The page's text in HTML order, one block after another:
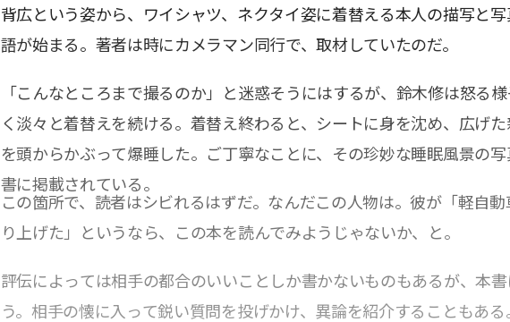
背広という姿から、ワイシャツ、ネクタイ姿に着替える本人の描写と写
語が始まる。著者は時にカメラマン同行で、取材していたのだ。
「こんなところまで撮るのか」と迷惑そうにはするが、鈴木修は怒る
く淡々と着替えを続ける。着替え終わると、シートに身を沈め、広げ
を頭からかぶって爆睡した。ご丁寧なことに、その珍妙な睡眠風景の写
書に掲載されている。
この箇所で、読者はシビれるはずだ。なんだこの人物は。彼が「軽自動
り上げた」というなら、この本を読んでみようじゃないか、と。
評伝によっては相手の都合のいいことしか書かないものもあるが、本書
う。相手の懐に入って鋭い質問を投げかけ、異論を紹介することもある